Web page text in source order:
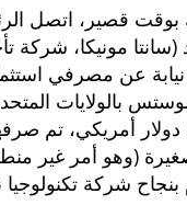
بوقت قصير، اتصل
(سانتا مونيكا، شركة
نيابة عن مصرفي
بالولايات
50,000 دولار أمريكي، تم
(وهو أمر غير
بنجاح شركة تكنولوجيا